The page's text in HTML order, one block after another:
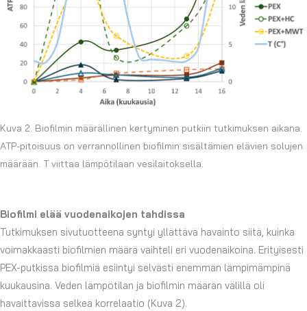
Kuva 2. Biofilmin määrällinen kertyminen putkiin tutkimuksen aikana.
ATP-pitoisuus on verrannollinen biofilmin sisältämien elävien solujen
määrään. T viittaa lämpötilaan vesilaitoksella.
Biofilmi elää vuodenaikojen tahdissa
Tutkimuksen sivutuotteena syntyi yllättävä havainto siitä, kuinka
voimakkaasti biofilmien määrä vaihteli eri vuodenaikoina. Erityisesti
PEX-putkissa biofilmiä esiintyi selvästi enemmän lämpimämpinä
kuukausina. Veden lämpötilan ja biofilmin määrän välillä oli
havaittavissa selkeä korrelaatio (Kuva 2).